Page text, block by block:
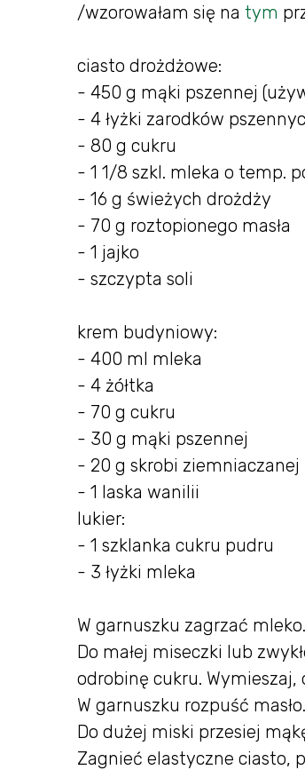
/wzorowałam się na tym
ciasto drożdżowe:
- 450 g mąki pszennej
- 4 łyżki zarodków
- 80 g cukru
- 1 1/8 szkl. mleka o temp.
- 16 g świeżych drożdży
- 70 g roztopionego masła
- 1 jajko
- szczypta soli
krem budyniowy:
- 400 ml mleka
- 4 żółtka
- 70 g cukru
- 30 g mąki pszennej
- 20 g skrobi ziemniaczanej
- 1 laska wanilii
lukier:
- 1 szklanka cukru pudru
- 3 łyżki mleka
W garnuszku zagrzać
Do małej miseczki lub
odrobinę cukru.
W garnuszku rozpuść masło.
Do dużej miski przesiej
Zagnieć elastyczne ciasto,